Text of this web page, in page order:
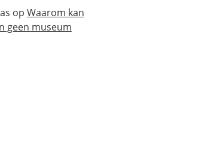
op Waarom kan
geen museum